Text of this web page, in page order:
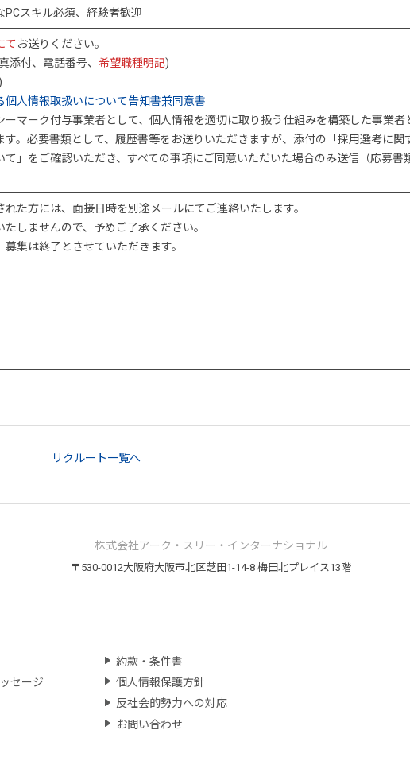
PCスキル必須、経験者歓迎
て お送りください。
付、電話番号、 希望職種明記)
個人情報取扱いについて告知書兼同意書
ーマーク付与事業者として、個人情報を適切に取り扱う仕組みを構築した事業者
す。必要書類として、履歴書等をお送りいただきますが、添付の「採用選考に関
て」をご確認いただき、すべての事項にご同意いただいた場合のみ送信（応募書
れた方には、面接日時を別途メールにてご連絡いたします。
たしませんので、予めご了承ください。
集は終了とさせていただきます。
リクルート一覧へ
株式会社アーク・スリー・インターナショナル
〒530-0012大阪府大阪市北区芝田1-14-8 梅田北プレイス13階
セージ
約款・条件書
個人情報保護方針
反社会的勢力への対応
お問い合わせ